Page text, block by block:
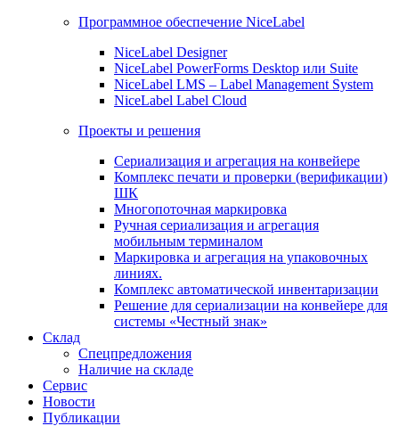
Программное обеспечение NiceLabel
NiceLabel Designer
NiceLabel PowerForms Desktop или Suite
NiceLabel LMS – Label Management System
NiceLabel Label Cloud
Проекты и решения
Сериализация и агрегация на конвейере
Комплекс печати и проверки (верификации)
ШК
Многопоточная маркировка
Ручная сериализация и агрегация
мобильным терминалом
Маркировка и агрегация на упаковочных
линиях.
Комплекс автоматической инвентаризации
Решение для сериализации на конвейере для
системы «Честный знак»
Склад
Спецпредложения
Наличие на складе
Сервис
Новости
Публикации